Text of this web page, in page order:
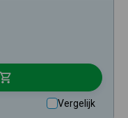
Vergelijk